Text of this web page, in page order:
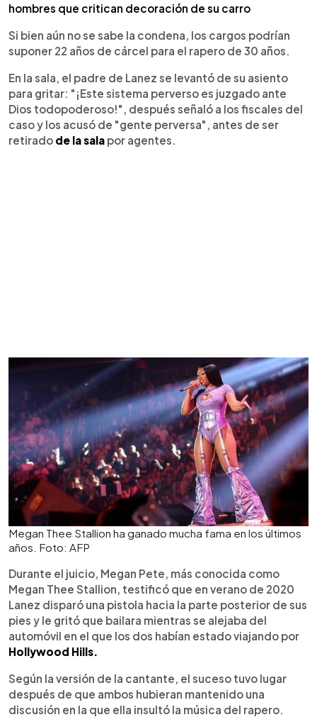
hombres que critican decoración de su carro
Si bien aún no se sabe la condena, los cargos podrían
suponer 22 años de cárcel para el rapero de 30 años.
En la sala, el padre de Lanez se levantó de su asiento
para gritar: "¡Este sistema perverso es juzgado ante
Dios todopoderoso!", después señaló a los fiscales del
caso y los acusó de "gente perversa", antes de ser
retirado de la sala por agentes.
Megan Thee Stallion ha ganado mucha fama en los últimos
años. Foto: AFP
Durante el juicio, Megan Pete, más conocida como
Megan Thee Stallion, testificó que en verano de 2020
Lanez disparó una pistola hacia la parte posterior de sus
pies y le gritó que bailara mientras se alejaba del
automóvil en el que los dos habían estado viajando por
Hollywood Hills.
Según la versión de la cantante, el suceso tuvo lugar
después de que ambos hubieran mantenido una
discusión en la que ella insultó la música del rapero.